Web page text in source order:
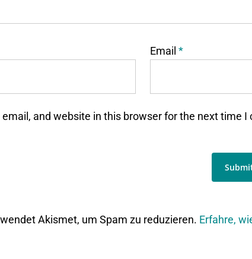
Email *
and website in this browser for the next time I
Akismet, um Spam zu reduzieren. Erfahre,